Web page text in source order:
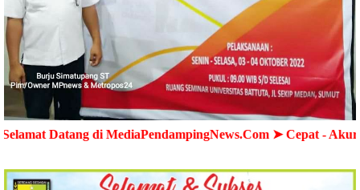
di MediaPendampingNews.Com ➤ Cepat - Akurat -